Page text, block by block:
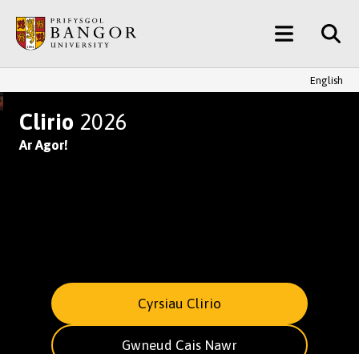
Prif
Gynnwys
Main
Menu
English
YMUNWCH AG UN O
Clirio 2026
Ar Agor!
Cyrsiau Clirio
Gwneud Cais Nawr